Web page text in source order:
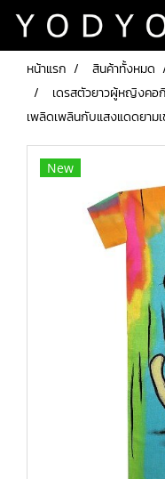
หน้าแรก สินค้าทั้งหมด
เดรสตัวยาวผู้หญิงคอ
เพลิดเพลินกับแสงแดดยามเ
New